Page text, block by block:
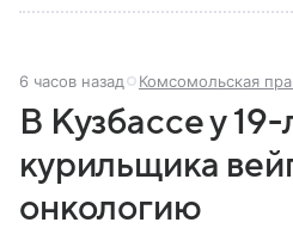
6 часов назад Комсомольская
В Кузбассе у
курильщика
онкологию